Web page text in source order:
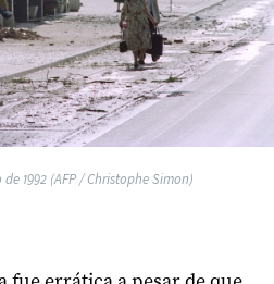
1992 (AFP / Christophe Simon)